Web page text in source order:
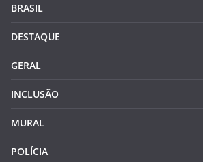
BRASIL
DESTAQUE
GERAL
INCLUSÃO
MURAL
POLÍCIA